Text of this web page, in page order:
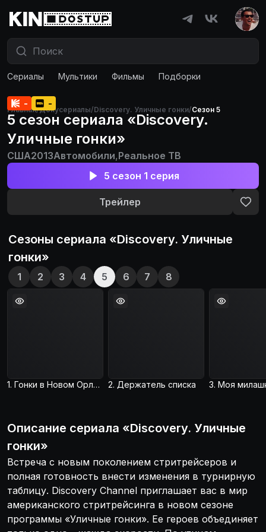
Сериалы Мультики Фильмы Подборки
Главная/Докусериалы/Discovery. Уличные гонки/Сезон 5
- -
5 сезон сериала «Discovery.
Уличные гонки»
США2013Автомобили,Реальное ТВ
5 сезон 1 серия
Трейлер
Сезоны сериала «Discovery. Уличные
гонки»
1 2 3 4 5 6 7 8
1. Гонки в Новом Орлеане 2. Держатель списка 3. Моя
Описание сериала «Discovery. Уличные
гонки»
Встреча с новым поколением стритрейсеров и
полная готовность внести изменения в турнирную
таблицу. Discovery Channel приглашает вас в мир
американского стритрейсинга в новом сезоне
программы «Уличные гонки». Ее героев объединяет